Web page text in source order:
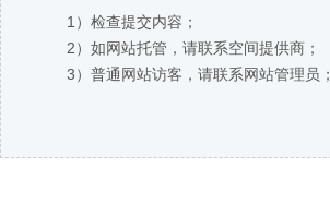
1）检查提交内容；
2）如网站托管，请联系空间提供商；
3）普通网站访客，请联系网站管理员；